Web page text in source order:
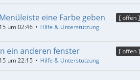
[ offen ]
eine Farbe geben
um 02:46 Hilfe & Unterstützung
[ offen ]
ein anderen fenster
um 22:15 Hilfe & Unterstützung